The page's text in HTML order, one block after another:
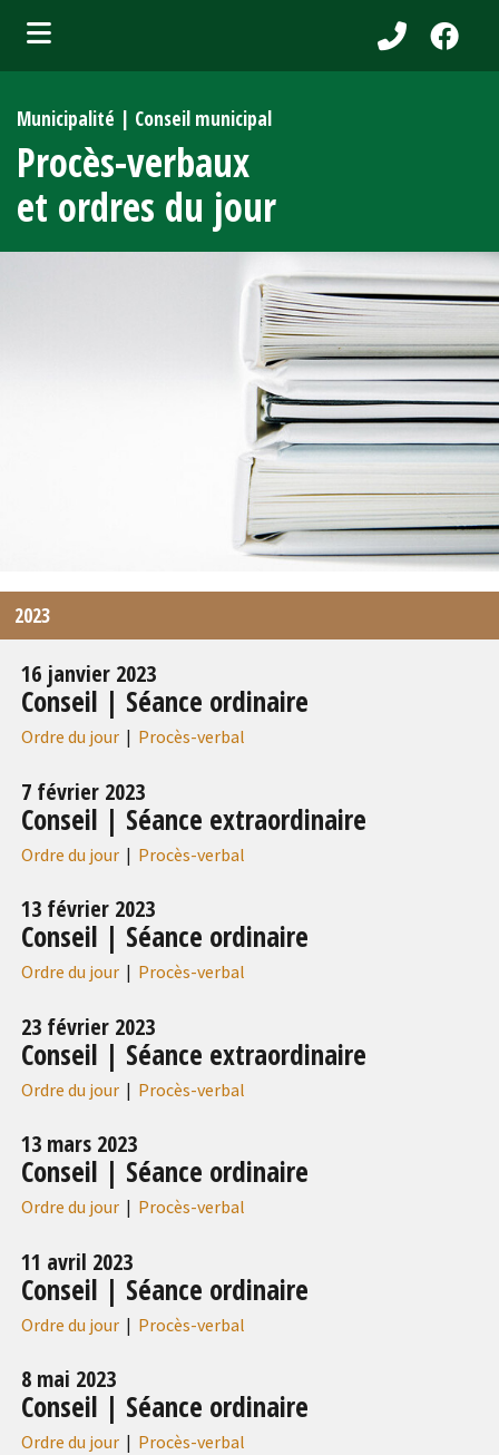
(Attraits touristiques )
(Affaires et entreprises )
Municipalité | Conseil municipal
Procès-verbaux
et ordres du jour
2023
16 janvier 2023
Conseil | Séance ordinaire
Ordre du jour| Procès-verbal
7 février 2023
Conseil | Séance extraordinaire
Ordre du jour| Procès-verbal
13 février 2023
Conseil | Séance ordinaire
Ordre du jour| Procès-verbal
23 février 2023
Conseil | Séance extraordinaire
Ordre du jour| Procès-verbal
13 mars 2023
Conseil | Séance ordinaire
Ordre du jour| Procès-verbal
11 avril 2023
Conseil | Séance ordinaire
Ordre du jour| Procès-verbal
8 mai 2023
Conseil | Séance ordinaire
Ordre du jour| Procès-verbal